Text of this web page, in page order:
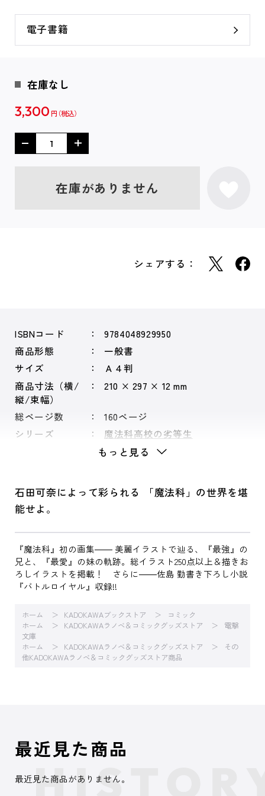
電子書籍
在庫なし
3,300 円
在庫がありません
シェアする：
ISBNコード
9784048929950
商品形態
一般書
サイズ
Ａ４判
商品寸法（横/
縦/束幅）
210 × 297 × 12 mm
総ページ数
160ページ
シリーズ
魔法科高校の劣等生
もっと見る
石田可奈によって彩られる 「魔法科」の世界を堪
能せよ。
『魔法科』初の画集―― 美麗イラストで辿る、『最強』の
兄と、『最愛』の妹の軌跡。総イラスト250点以上＆描きお
ろしイラストを掲載！ さらに――佐島 勤書き下ろし小説
『バトルロイヤル』収録!!
ホーム KADOKAWAブックストア
コミック
ホーム
KADOKAWAラノベ＆コミックグッズストア
電撃
文庫
ホーム
KADOKAWAラノベ＆コミックグッズストア
その
他KADOKAWAラノベ＆コミックグッズストア商品
最近見た商品
最近見た商品がありません。